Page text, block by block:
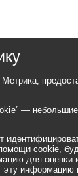
Метрика,
—
cookie,
для оценки
эту